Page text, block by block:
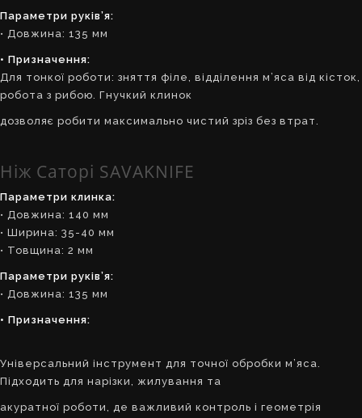
Параметри руків’я:
• Довжина: 135 мм
• Призначення:
Для тонкої роботи: зняття філе, відділення м’яса від кісток,
робота з рибою. Гнучкий клинок
дозволяє робити максимально чистий зріз без втрат.
Ніж Саторі SAVAKNIFE
Параметри клинка:
• Довжина: 140 мм
• Ширина: 35-40 мм
• Товщина: 2 мм
Параметри руків’я:
• Довжина: 135 мм
• Призначення:
Універсальний інструмент для точної обробки м’яса.
Підходить для нарізки, жилування та
акуратної роботи, де важливий контроль і геометрія